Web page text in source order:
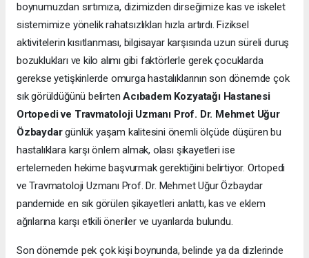
boynumuzdan sırtımıza, dizimizden dirseğimize kas ve iskelet
sistemimize yönelik rahatsızlıkları hızla artırdı. Fiziksel
aktivitelerin kısıtlanması, bilgisayar karşısında uzun süreli duruş
bozuklukları ve kilo alımı gibi faktörlerle gerek çocuklarda
gerekse yetişkinlerde omurga hastalıklarının son dönemde çok
sık görüldüğünü belirtenAcıbadem Kozyatağı Hastanesi
Ortopedi ve Travmatoloji Uzmanı Prof. Dr. Mehmet Uğur
Özbaydargünlük yaşam kalitesini önemli ölçüde düşüren bu
hastalıklara karşı önlem almak, olası şikayetleri ise
ertelemeden hekime başvurmak gerektiğini belirtiyor. Ortopedi
ve Travmatoloji Uzmanı Prof. Dr. Mehmet Uğur Özbaydar
pandemide en sık görülen şikayetleri anlattı, kas ve eklem
ağrılarına karşı etkili öneriler ve uyarılarda bulundu.
Son dönemde pek çok kişi boynunda, belinde ya da dizlerinde